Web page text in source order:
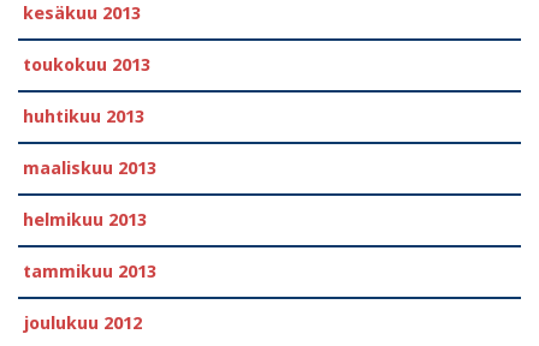
kesäkuu 2013
toukokuu 2013
huhtikuu 2013
maaliskuu 2013
helmikuu 2013
tammikuu 2013
joulukuu 2012